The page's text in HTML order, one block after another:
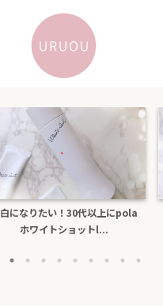
【比較】プロテクショントーンアッ
プローズとパールホワイ...